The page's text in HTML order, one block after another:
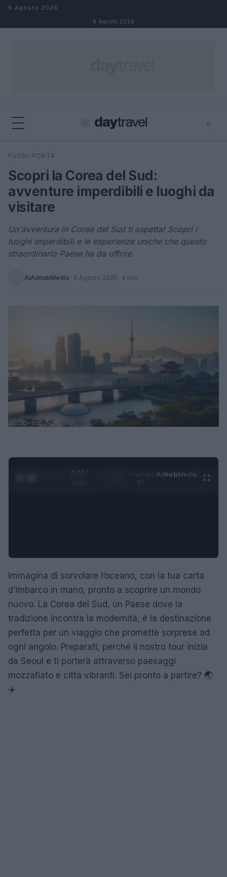
Salta al contenuto
8 Agosto 2026
8 Agosto 2026
⌕
Cerca
FUORI PORTA
Scopri la Corea del Sud:
avventure imperdibili e luoghi da
visitare
Un'avventura in Corea del Sud ti aspetta! Scopri i
luoghi imperdibili e le esperienze uniche che questo
straordinario Paese ha da offrire.
AiAdhubMedia · 6 Agosto 2025 · 4 min
0:29 /
AdhubMedia
Immagina di sorvolare l’oceano, con la tua carta
d’imbarco in mano, pronto a scoprire un mondo
nuovo. La Corea del Sud, un Paese dove la
tradizione incontra la modernità, è la destinazione
perfetta per un viaggio che promette sorprese ad
ogni angolo. Preparati, perché il nostro tour inizia
da Seoul e ti porterà attraverso paesaggi
mozzafiato e città vibranti. Sei pronto a partire? 🌏
✈️